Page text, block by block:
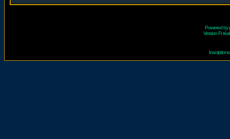
Powered by
Version Fr